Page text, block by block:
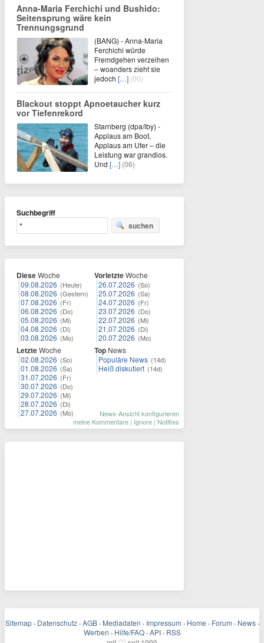
Anna-Maria Ferchichi und Bushido:
Seitensprung wäre kein
Trennungsgrund
(BANG) - Anna-Maria
Ferchichi würde
Fremdgehen verzeihen
– woanders zieht sie
jedoch […] (00)
Blackout stoppt Apnoetaucher kurz
vor Tiefenrekord
Starnberg (dpa/lby) -
Applaus am Boot,
Applaus am Ufer – die
Leistung war grandios.
Und […] (06)
Suchbegriff
suchen
DieseWoche
09.08.2026 (Heute)
08.08.2026 (Gestern)
07.08.2026 (Fr)
06.08.2026 (Do)
05.08.2026 (Mi)
04.08.2026 (Di)
03.08.2026 (Mo)
LetzteWoche
02.08.2026 (So)
01.08.2026 (Sa)
31.07.2026 (Fr)
30.07.2026 (Do)
29.07.2026 (Mi)
28.07.2026 (Di)
27.07.2026 (Mo)
VorletzteWoche
26.07.2026 (So)
25.07.2026 (Sa)
24.07.2026 (Fr)
23.07.2026 (Do)
22.07.2026 (Mi)
21.07.2026 (Di)
20.07.2026 (Mo)
Top News
Populäre News (14d)
Heiß diskutiert (14d)
News-Ansicht konfigurieren
meine Kommentare | Ignore | Notifies
Sitemap · Datenschutz · AGB · Mediadaten · Impressum · Home · Forum · News ·
Werben · Hilfe/FAQ · API · RSS